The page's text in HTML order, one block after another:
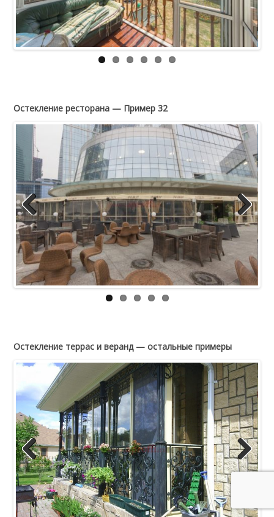
Остекление ресторана — Пример 32
Previous Next
Остекление террас и веранд — остальные примеры
Previous Next